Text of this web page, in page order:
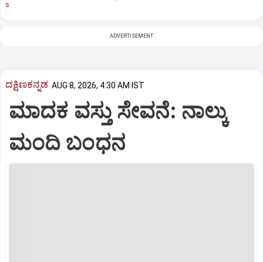
s
ADVERTISEMENT
ದಕ್ಷಿಣಕನ್ನಡ AUG 8, 2026, 4:30 AM IST
ಮಾದಕ ವಸ್ತು ಸೇವನೆ: ನಾಲ್ಕು
ಮಂದಿ ಬಂಧನ